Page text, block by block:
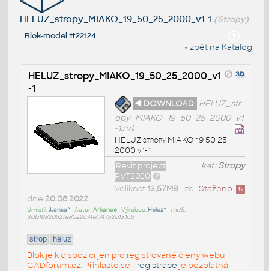
HELUZ_stropy_MIAKO_19_50_25_2000_v1-1 (Stropy)
Blok-model #22124
« zpět na Katalog
HELUZ_stropy_MIAKO_19_50_25_2000_v1
-1
◄ DOWNLOAD HELUZ_str
opy_MIAKO_19_50_25_2000_v1
-1.rvt
HELUZ stropy MIAKO 19 50 25
2000 v1-1
kat:Stropy
Revit project
RVT2020
Staženo: 1x
Velikost 13,57MB• ze
dne 20.08.2022
Umístil:JJansa^ • Autor:Arkance• Výrobce: Heluz^ • md5:
3db1982052fe80a2c74e174752b131c5
strop heluz
Blok je k dispozici jen pro registrované členy webu
CADforum.cz. Přihlaste se - registrace je bezplatná.